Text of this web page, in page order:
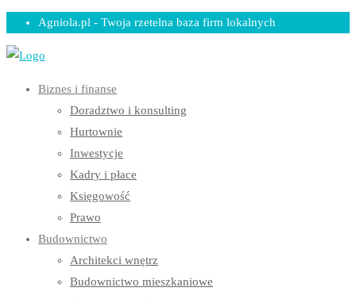
Skip
to
content
Agniola.pl - Twoja rzetelna baza firm lokalnych
Biznes i finanse
Doradztwo i konsulting
Hurtownie
Inwestycje
Kadry i płace
Księgowość
Prawo
Budownictwo
Architekci wnętrz
Budownictwo mieszkaniowe